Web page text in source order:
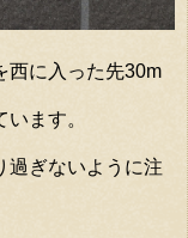
西に入った先30m
ます。
過ぎないように注